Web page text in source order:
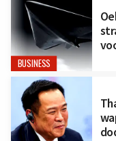
BUSINESS